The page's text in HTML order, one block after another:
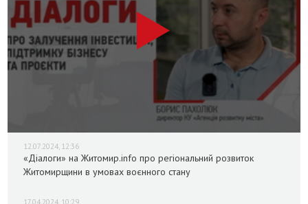
12.07.2024, 12:36
«Діалоги» на Житомир.info про регіональний розвиток
Житомирщини в умовах воєнного стану
17.04.2024, 10:29